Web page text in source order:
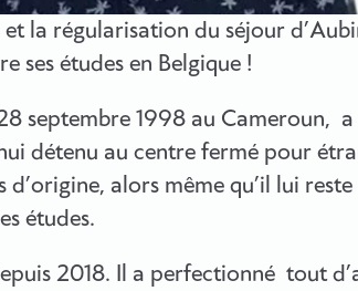
la régularisation du séjour
ses études en Belgique !
septembre 1998 au Cameroun,
détenu au centre fermé pour
d’origine, alors même qu’il lui
études.
2018. Il a perfectionné tout